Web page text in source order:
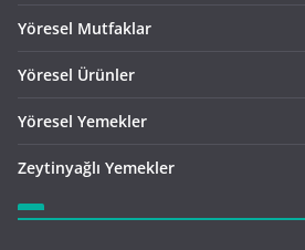
Yöresel Mutfaklar
Yöresel Ürünler
Yöresel Yemekler
Zeytinyağlı Yemekler